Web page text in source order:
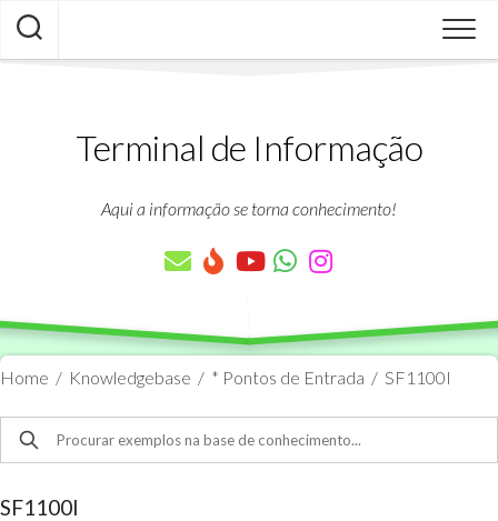
Skip
content
Terminal de Informação
Aqui a informação se torna conhecimento!
Home / Knowledgebase / * Pontos de Entrada / SF1100I
SF1100I